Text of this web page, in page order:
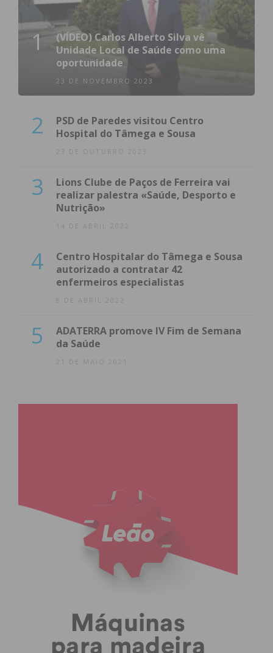
1
(VÍDEO) Carlos Alberto Silva vê
Unidade Local de Saúde como uma
oportunidade
23 DE NOVEMBRO 2023
2
PSD de Paredes visitou Centro
Hospital do Tâmega e Sousa
23 DE OUTUBRO 2023
3
Lions Clube de Paços de Ferreira vai
realizar palestra «Saúde, Desporto e
Nutrição»
14 DE ABRIL 2022
4
Centro Hospitalar do Tâmega e Sousa
autorizado a contratar 42
enfermeiros especialistas
8 DE ABRIL 2022
5
ADATERRA promove IV Fim de Semana
da Saúde
21 DE MAIO 2021